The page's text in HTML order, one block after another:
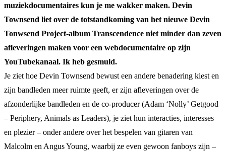
muziekdocumentaires kun je me wakker maken. Devin
Townsend liet over de totstandkoming van het nieuwe Devin
Tonwsend Project-album Transcendence niet minder dan zeven
afleveringen maken voor een webdocumentaire op zijn
YouTubekanaal. Ik heb gesmuld.
Je ziet hoe Devin Townsend bewust een andere benadering kiest en
zijn bandleden meer ruimte geeft, er zijn afleveringen over de
afzonderlijke bandleden en de co-producer (Adam ‘Nolly’ Getgood
– Periphery, Animals as Leaders), je ziet hun interacties, interesses
en plezier – onder andere over het bespelen van gitaren van
Malcolm en Angus Young, waarbij ze even gewoon fanboys zijn –